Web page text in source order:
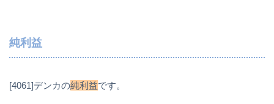
純利益
[4061]デンカの純利益です。